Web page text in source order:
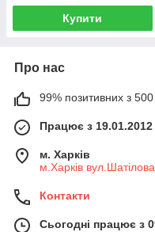
Купити
Про нас
99% позитивних з 500
Працює з 19.01.2012
м. Харків
м.Харків
Контакти
Сьогодні працює з